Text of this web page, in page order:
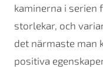
kaminerna i serien
storlekar, och
det närmaste man
positiva